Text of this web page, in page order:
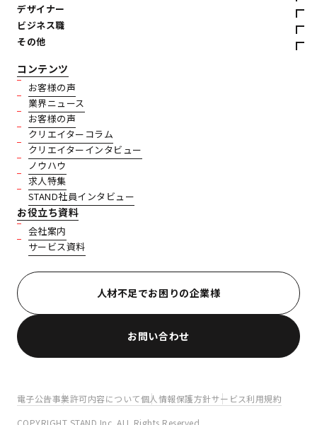
デザイナー
ビジネス職
その他
コンテンツ
お客様の声
業界ニュース
お客様の声
クリエイターコラム
クリエイターインタビュー
ノウハウ
求人特集
STAND社員インタビュー
お役立ち資料
会社案内
サービス資料
人材不足でお困りの企業様
お問い合わせ
電子公告事業許可内容について個人情報保護方針サービス利用規約
COPYRIGHT STAND Inc..ALL Rights Reserved.